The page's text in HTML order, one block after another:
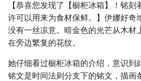
【恭喜您发现了【橱柜冰箱】！铭
许可以用来为食材保鲜。】伊娜好奇
没有一丝凉意。暗金色的光芒从木材
在旁边繁复的花纹。
她仔细看过橱柜冰箱的介绍，意识到
铭文是时间法则分支下的铭文，描画